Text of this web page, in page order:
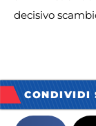
decisivo
CONDIVIDI